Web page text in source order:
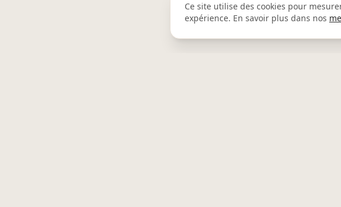
Ce site utilise des cookies pour
expérience. En savoir plus dans nos